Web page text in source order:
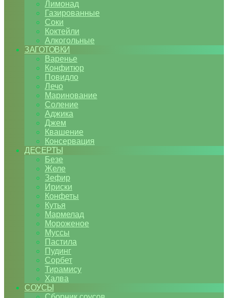
Лимонад
Газированные
Соки
Коктейли
Алкогольные
ЗАГОТОВКИ
Варенье
Конфитюр
Повидло
Лечо
Маринование
Соление
Аджика
Джем
Квашение
Консервация
ДЕСЕРТЫ
Безе
Желе
Зефир
Ириски
Конфеты
Кутья
Мармелад
Мороженое
Муссы
Пастила
Пудинг
Сорбет
Тирамису
Халва
СОУСЫ